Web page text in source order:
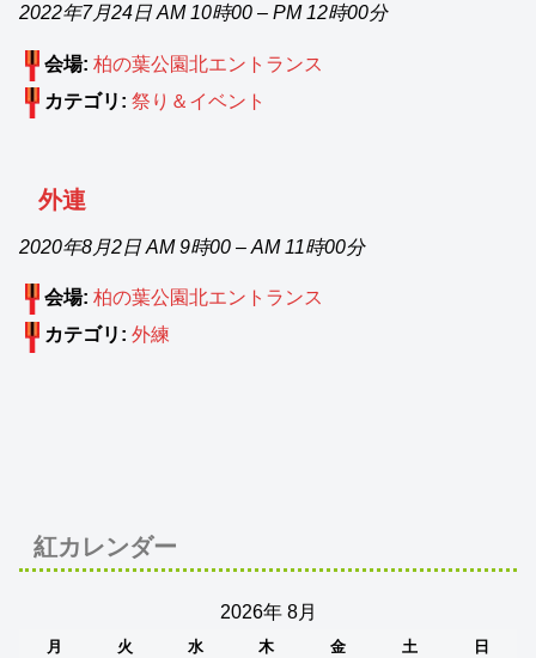
2022年7月24日 AM 10時00 – PM 12時00分
会場: 柏の葉公園北エントランス
カテゴリ: 祭り＆イベント
外連
2020年8月2日 AM 9時00 – AM 11時00分
会場: 柏の葉公園北エントランス
カテゴリ: 外練
紅カレンダー
2026年 8月
月 火 水 木 金 土
日